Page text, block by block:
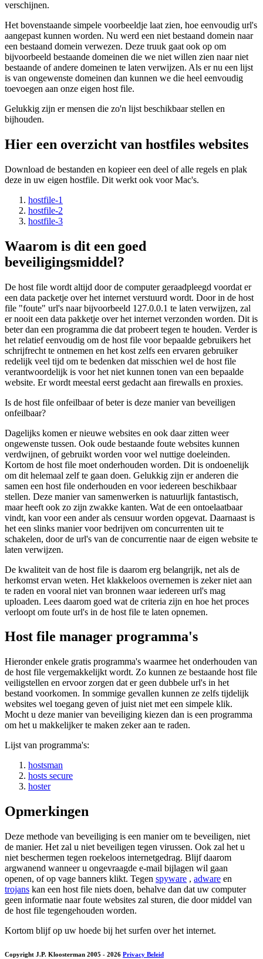
verschijnen.
Het bovenstaande simpele voorbeeldje laat zien, hoe eenvoudig url's
aangepast kunnen worden. Nu werd een niet bestaand domein naar
een bestaand domein verwezen. Deze truuk gaat ook op om
bijvoorbeeld bestaande domeinen die we niet willen zien naar niet
bestaande of andere domeinen te laten verwijzen. Als er nu een lijst
is van ongewenste domeinen dan kunnen we die heel eenvoudig
toevoegen aan onze eigen host file.
Gelukkig zijn er mensen die zo'n lijst beschikbaar stellen en
bijhouden.
Hier een overzicht van hostfiles websites
Download de bestanden en kopieer een deel of alle regels en plak
deze in uw eigen hostfile. Dit werkt ook voor Mac's.
hostfile-1
hostfile-2
hostfile-3
Waarom is dit een goed
beveiligingsmiddel?
De host file wordt altijd door de computer geraadpleegd voordat er
een data packetje over het internet verstuurd wordt. Door in de host
file "foute" url's naar bijvoorbeeld 127.0.0.1 te laten verwijzen, zal
er nooit een data pakketje over het internet verzonden worden. Dit is
beter dan een programma die dat probeert tegen te houden. Verder is
het relatief eenvoudig om de host file voor bepaalde gebruikers het
schrijfrecht te ontnemen en het kost zelfs een ervaren gebruiker
redelijk veel tijd om te bedenken dat misschien wel de host file
verantwoordelijk is voor het niet kunnen tonen van een bepaalde
website. Er wordt meestal eerst gedacht aan firewalls en proxies.
Is de host file onfeilbaar of beter is deze manier van beveiligen
onfeilbaar?
Dagelijks komen er nieuwe websites en ook daar zitten weer
ongewenste tussen. Ook oude bestaande foute websites kunnen
verdwijnen, of gebruikt worden voor wel nuttige doeleinden.
Kortom de host file moet onderhouden worden. Dit is ondoenelijk
om dit helemaal zelf te gaan doen. Gelukkig zijn er anderen die
samen een host file onderhouden en voor iedereen beschikbaar
stellen. Deze manier van samenwerken is natuurlijk fantastisch,
maar heeft ook zo zijn zwakke kanten. Wat de een ontoelaatbaar
vindt, kan voor een ander als censuur worden opgevat. Daarnaast is
het een slinks manier voor bedrijven om concurrenten uit te
schakelen, door de url's van de concurrentie naar de eigen website te
laten verwijzen.
De kwaliteit van de host file is daarom erg belangrijk, net als de
herkomst ervan weten. Het klakkeloos overnemen is zeker niet aan
te raden en vooral niet van bronnen waar iedereen url's mag
uploaden. Lees daarom goed wat de criteria zijn en hoe het proces
verloopt om foute url's in de host file te laten opnemen.
Host file manager programma's
Hieronder enkele gratis programma's waarmee het onderhouden van
de host file vergemakkelijkt wordt. Zo kunnen ze bestaande host file
veiligstellen en ervoor zorgen dat er geen dubbele url's in het
bestand voorkomen. In sommige gevallen kunnen ze zelfs tijdelijk
websites wel toegang geven of juist niet met een simpele klik.
Mocht u deze manier van beveiliging kiezen dan is een programma
om het u makkelijker te maken zeker aan te raden.
Lijst van programma's:
hostsman
hosts secure
hoster
Opmerkingen
Deze methode van beveiliging is een manier om te beveiligen, niet
de manier. Het zal u niet beveiligen tegen virussen. Ook zal het u
niet beschermen tegen roekeloos internetgedrag. Blijf daarom
argwanend wanneer u ongevraagde e-mail bijlagen wil gaan
openen, of op vage banners klikt. Tegen spyware , adware en
trojans kan een host file niets doen, behalve dan dat uw computer
geen informatie naar foute websites zal sturen, die door middel van
de host file tegengehouden worden.
Kortom blijf op uw hoede bij het surfen over het internet.
Copyright J.P. Kloosterman 2005 - 2026 Privacy Beleid